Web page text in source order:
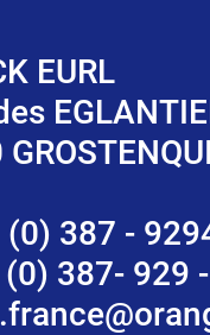
EURL
(0) 387 -
(0) 387- 929